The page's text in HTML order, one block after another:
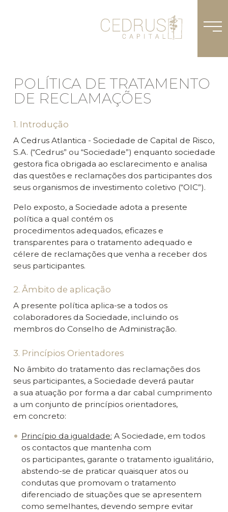
POLÍTICA DE TRATAMENTO
DE RECLAMAÇÕES
1. Introdução
A Cedrus Atlantica - Sociedade de Capital de Risco,
S.A. (“Cedrus” ou “Sociedade”) enquanto sociedade
gestora fica obrigada ao esclarecimento e analisa
das questões e reclamações dos participantes dos
seus organismos de investimento coletivo (“OIC”).
Pelo exposto, a Sociedade adota a presente
política a qual contém os
procedimentos adequados, eficazes e
transparentes para o tratamento adequado e
célere de reclamações que venha a receber dos
seus participantes.
2. Âmbito de aplicação
A presente política aplica-se a todos os
colaboradores da Sociedade, incluindo os
membros do Conselho de Administração.
3. Princípios Orientadores
No âmbito do tratamento das reclamações dos
seus participantes, a Sociedade deverá pautar
a sua atuação por forma a dar cabal cumprimento
a um conjunto de princípios orientadores,
em concreto:
Princípio da igualdade: A Sociedade, em todos
os contactos que mantenha com
os participantes, garante o tratamento igualitário,
abstendo-se de praticar quaisquer atos ou
condutas que promovam o tratamento
diferenciado de situações que se apresentem
como semelhantes, devendo sempre evitar